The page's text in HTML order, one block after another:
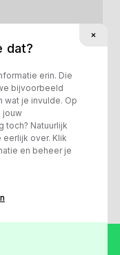
dat?
erin. Die
bijvoorbeeld
wat je invulde. Op
jouw
toch? Natuurlijk
over. Klik
en beheer je